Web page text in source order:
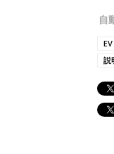
自
EV
説